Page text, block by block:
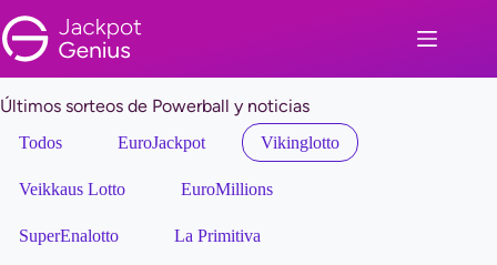
al
contenido
Últimos sorteos de Powerball y noticias
Todos EuroJackpot Vikinglotto
Veikkaus Lotto EuroMillions
SuperEnalotto La Primitiva